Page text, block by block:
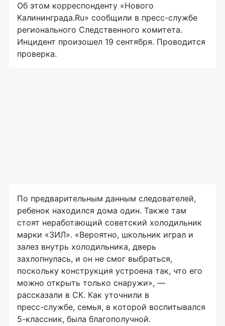
Об этом корреспонденту «Нового
Калининграда.Ru» сообщили в пресс-службе
регионального Следственного комитета.
Инцидент произошел 19 сентября. Проводится
проверка.
По предварительным данным следователей,
ребенок находился дома один. Также там
стоят неработающий советский холодильник
марки «ЗИЛ». «Вероятно, школьник играл и
залез внутрь холодильника, дверь
захлопнулась, и он не смог выбраться,
поскольку конструкция устроена так, что его
можно открыть только снаружи», —
рассказали в СК. Как уточнили в
пресс-службе, семья, в которой воспитывался
5-классник, была благополучной.